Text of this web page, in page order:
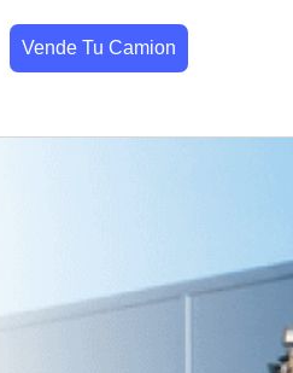
Vende Tu Camion